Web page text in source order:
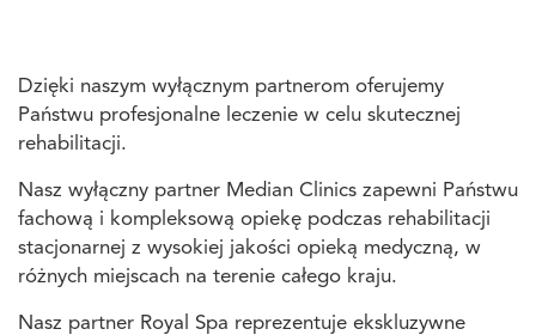
Dzięki naszym wyłącznym partnerom oferujemy
Państwu profesjonalne leczenie w celu skutecznej
rehabilitacji.
Nasz wyłączny partner Median Clinics zapewni Państwu
fachową i kompleksową opiekę podczas rehabilitacji
stacjonarnej z wysokiej jakości opieką medyczną, w
różnych miejscach na terenie całego kraju.
Nasz partner Royal Spa reprezentuje ekskluzywne